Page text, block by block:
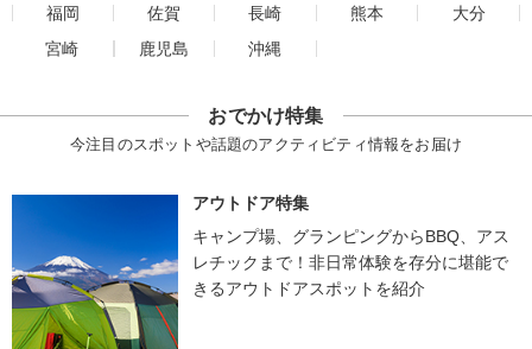
福岡
佐賀 長崎 熊本
大分
宮崎
鹿児島 沖縄
おでかけ特集
今注目のスポットや話題のアクティビティ情報をお届け
アウトドア特集
キャンプ場、グランピングからBBQ、アス
レチックまで！非日常体験を存分に堪能で
きるアウトドアスポットを紹介